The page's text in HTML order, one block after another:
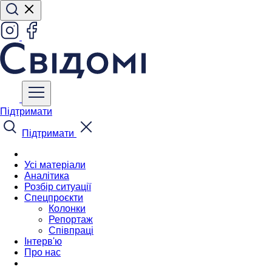
Підтримати
Підтримати
Усі матеріали
Аналітика
Розбір ситуації
Спецпроєкти
Колонки
Репортаж
Співпраці
Інтерв'ю
Про нас